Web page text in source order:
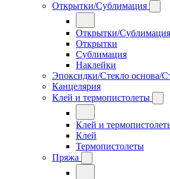
Открытки/Сублимация
Открытки/Сублимация
Открытки
Сублимация
Наклейки
Эпоксидки/Стекло основа/
Канцелярия
Клей и термопистолеты
Клей и
Клей
Термопистолеты
Пряжа